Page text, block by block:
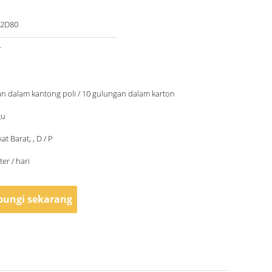
dalam kantong poli / 10 gulungan dalam karton
Barat, , D / P
/ hari
sekarang